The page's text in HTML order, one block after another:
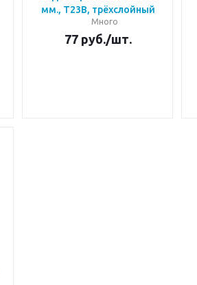
мм., Т23В, трёхслойный
Много
77руб./шт.